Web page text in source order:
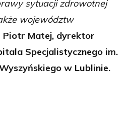
sytuacji zdrowotnej
województw
Piotr Matej, dyrektor
Specjalistycznego im.
w Lublinie.